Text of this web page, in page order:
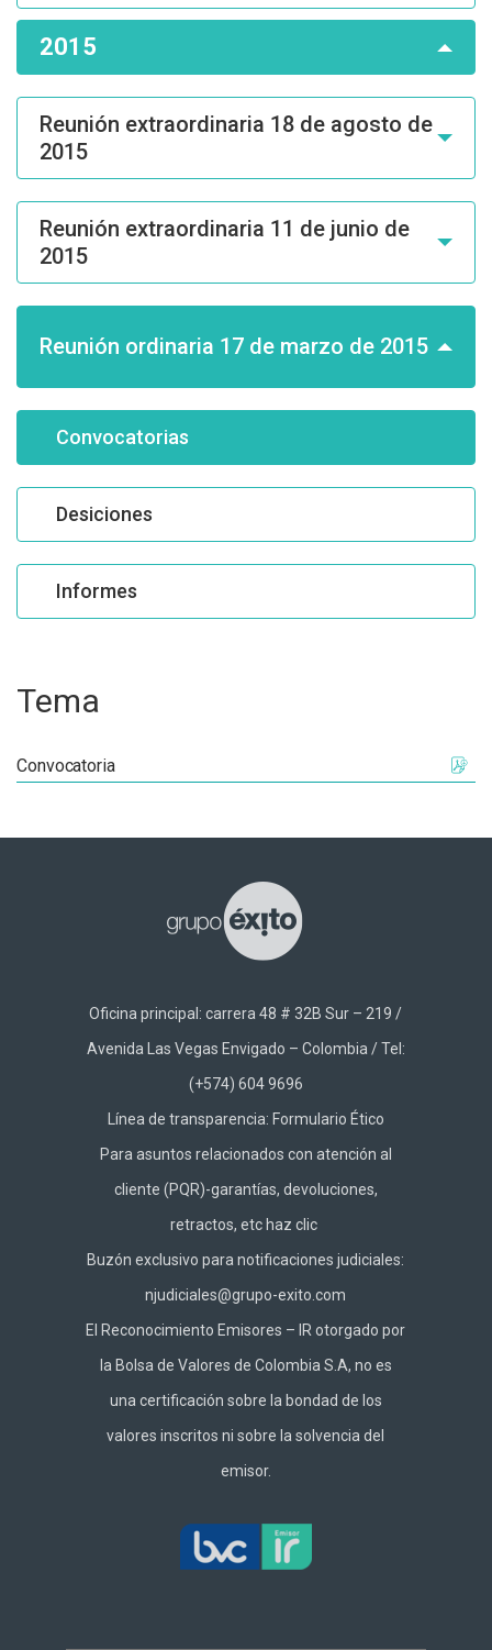
2015
Reunión extraordinaria 18 de agosto de
2015
Reunión extraordinaria 11 de junio de
2015
Reunión ordinaria 17 de marzo de 2015
Convocatorias
Desiciones
Informes
Tema
Convocatoria
Oficina principal: carrera 48 # 32B Sur – 219 /
Avenida Las Vegas Envigado – Colombia / Tel:
(+574) 604 9696
Línea de transparencia: Formulario Ético
Para asuntos relacionados con atención al
cliente (PQR)-garantías, devoluciones,
retractos, etc hazclic
Buzón exclusivo para notificaciones judiciales:
njudiciales@grupo-exito.com
El Reconocimiento Emisores – IR otorgado por
la Bolsa de Valores de Colombia S.A, no es
una certificación sobre la bondad de los
valores inscritos ni sobre la solvencia del
emisor.